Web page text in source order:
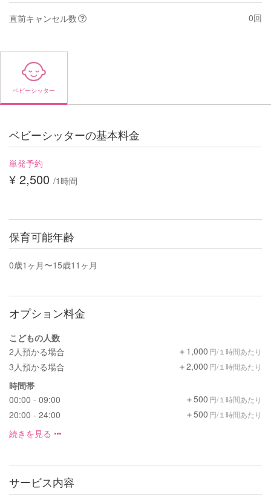
直前キャンセル数 0回
ベビーシッター
ベビーシッターの基本料金
単発予約
¥ 2,500 /1時間
保育可能年齢
0歳1ヶ月〜15歳11ヶ月
オプション料金
こどもの人数
2人預かる場合
＋1,000 円/１時間あたり
3人預かる場合 ＋2,000 円/１時間あたり
時間帯
00:00 - 09:00
＋500 円/１時間あたり
20:00 - 24:00 ＋500 円/１時間あたり
続きを見る
サービス内容